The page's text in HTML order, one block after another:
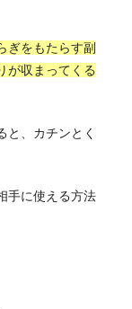
ぎをもたらす副
が収まってくる
と、カチンとく
手に使える方法